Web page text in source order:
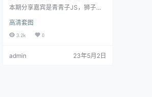
本期分享嘉宾是青青子JS，狮子
主僠，喜欢二茨元文化，目前主要
从事cospla.
高清套图
3.2k 0
admin 23年5月2日